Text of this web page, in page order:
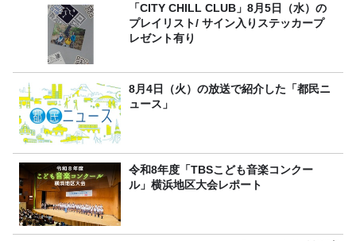
「CITY CHILL CLUB」8月5日（水）の
プレイリスト/ サイン入りステッカープ
レゼント有り
8月4日（火）の放送で紹介した「都民ニ
ュース」
令和8年度「TBSこども音楽コンクー
ル」横浜地区大会レポート